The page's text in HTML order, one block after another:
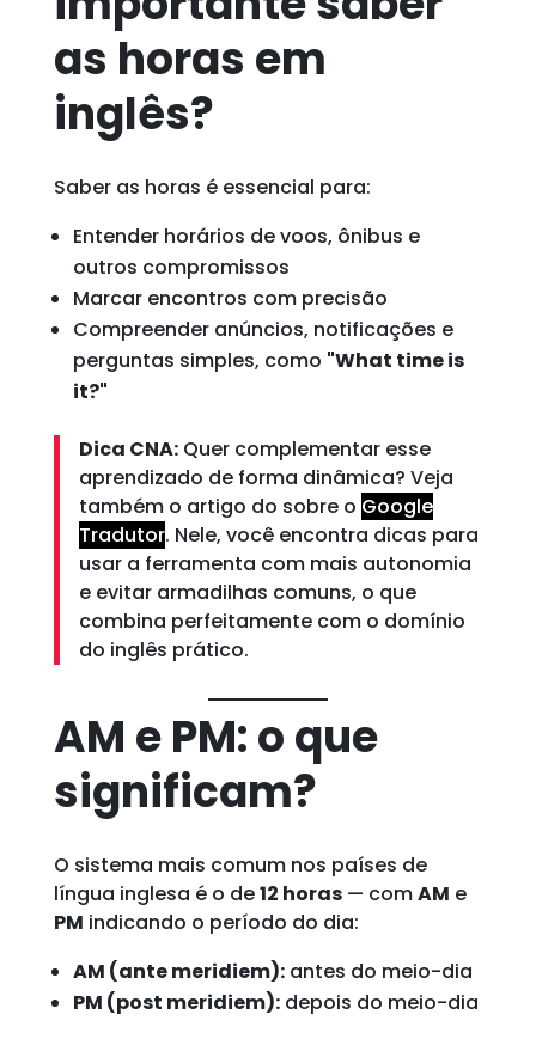
as horas em
inglês?
Saber as horas é essencial para:
Entender horários de voos, ônibus e
outros compromissos
Marcar encontros com precisão
Compreender anúncios, notificações e
perguntas simples, como "What time is
it?"
Dica CNA:Quer complementar esse
aprendizado de forma dinâmica? Veja
também o artigo do sobre o Google
Tradutor. Nele, você encontra dicas para
usar a ferramenta com mais autonomia
e evitar armadilhas comuns, o que
combina perfeitamente com o domínio
do inglês prático.
AM e PM: o que
significam?
O sistema mais comum nos países de
língua inglesa é o de12 horas— comAM e
PM indicando o período do dia:
AM (ante meridiem):antes do meio-dia
PM (post meridiem):depois do meio-dia